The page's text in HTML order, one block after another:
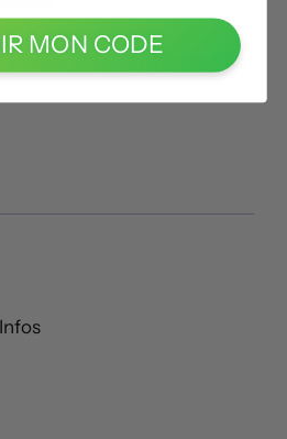
Indoor (Maison Nassoy Le
Infos
MON CODE